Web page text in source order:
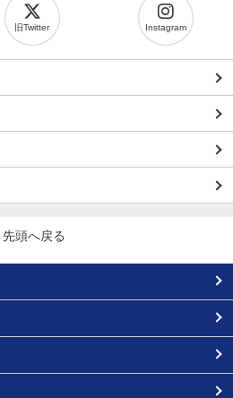
旧Twitter Instagram
先頭へ戻る